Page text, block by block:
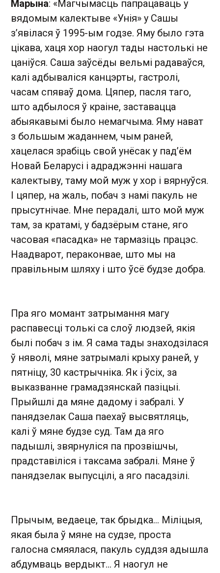
Марына: «Магчымасць папрацаваць у
вядомым калектыве «Унія» у Сашы
з’явілася ў 1995-ым годзе. Яму было гэта
цікава, хаця хор наогул тады настолькі не
цаніўся. Саша заўсёды вельмі радаваўся,
калі адбываліся канцэрты, гастролі,
часам спяваў дома. Цяпер, пасля таго,
што адбылося ў краіне, заставацца
абыякавымі было немагчыма. Яму нават
з большым жаданнем, чым раней,
хацелася зрабіць свой унёсак у пад’ём
Новай Беларусі і адраджэнні нашага
калектыву, таму мой муж у хор і вярнуўся.
І цяпер, на жаль, побач з намі пакуль не
прысутнічае. Мне перадалі, што мой муж
там, за кратамі, у бадзёрым стане, яго
часовая «пасадка» не тармазіць працэс.
Наадварот, пераконвае, што мы на
правільным шляху і што ўсё будзе добра.
Пра яго момант затрымання магу
распавесці толькі са слоў людзей, якія
былі побач з ім. Я сама тады знаходзілася
ў няволі, мяне затрымалі крыху раней, у
пятніцу, 30 кастрычніка. Як і ўсіх, за
выказванне грамадзянскай пазіцыі.
Прыйшлі да мяне дадому і забралі. У
панядзелак Саша паехаў высвятляць,
калі ў мяне будзе суд. Там да яго
падышлі, звярнуліся па прозвішчы,
прадставіліся і таксама забралі. Мяне ў
панядзелак выпусцілі, а яго пасадзілі.
Прычым, ведаеце, так брыдка… Міліцыя,
якая была ў мяне на судзе, проста
галосна смяялася, пакуль суддзя адышла
абдумваць вердыкт... Я наогул не